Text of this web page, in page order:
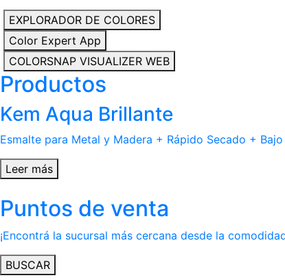
EXPLORADOR DE COLORES
Color Expert App
COLORSNAP VISUALIZER WEB
Productos
Kem Aqua Brillante
Esmalte para Metal y Madera + Rápido Secado +
Leer más
Puntos de venta
¡Encontrá la sucursal más cercana desde la
BUSCAR